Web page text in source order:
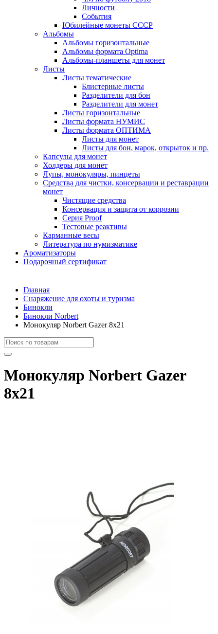
Личности
События
Юбилейные монеты СССР
Альбомы
Альбомы горизонтальные
Альбомы формата Optima
Альбомы-планшеты для монет
Листы
Листы тематические
Блистерные листы
Разделители для бон
Разделители для монет
Листы горизонтальные
Листы формата НУМИС
Листы формата ОПТИМА
Листы для монет
Листы для бон, марок, открыток и пр.
Капсулы для монет
Холдеры для монет
Лупы, монокуляры, пинцеты
Средства для чистки, консервации и реставрации
монет
Чистящие средства
Консервация и защита от коррозии
Серия Proof
Тестовые реактивы
Карманные весы
Литература по нумизматике
Ароматизаторы
Подарочный сертификат
Главная
Снаряжение для охоты и туризма
Бинокли
Бинокли Norbert
Монокуляр Norbert Gazer 8x21
Монокуляр Norbert Gazer
8x21